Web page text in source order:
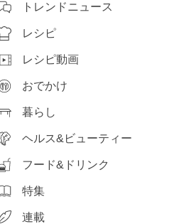
トレンドニュース
レシピ
レシピ動画
おでかけ
暮らし
ヘルス&ビューティー
フード&ドリンク
特集
連載